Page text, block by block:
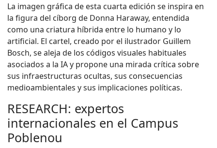
La imagen gráfica de esta cuarta edición se inspira en
la figura del cíborg de Donna Haraway, entendida
como una criatura híbrida entre lo humano y lo
artificial. El cartel, creado por el ilustrador Guillem
Bosch, se aleja de los códigos visuales habituales
asociados a la IA y propone una mirada crítica sobre
sus infraestructuras ocultas, sus consecuencias
medioambientales y sus implicaciones políticas.
RESEARCH: expertos
internacionales en el Campus
Poblenou